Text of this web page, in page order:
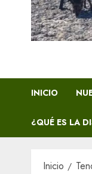
INICIO
¿QUÉ ES LA
Inicio